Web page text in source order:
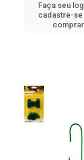
Faça seu
cadastre-se